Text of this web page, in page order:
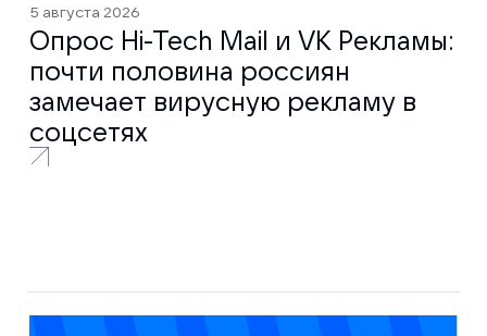
5 августа 2026
Опрос Hi-Tech Mail и VK Рекламы:
почти половина россиян
замечает вирусную рекламу в
соцсетях